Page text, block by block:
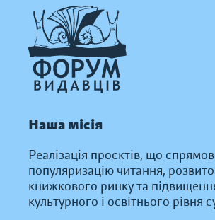
Наша місія
Реалізація проєктів, що
популяризацію читання,
книжкового ринку та
культурного і освітнього рівня